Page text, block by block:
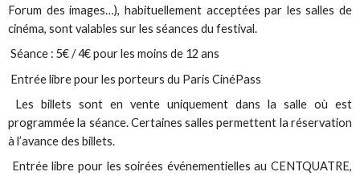
Forum des images…), habituellement acceptées par les salles de
cinéma, sont valables sur les séances du festival.
Séance : 5€ / 4€ pour les moins de 12 ans
Entrée libre pour les porteurs du Paris CinéPass
Les billets sont en vente uniquement dans la salle où est
programmée la séance. Certaines salles permettent la réservation
à l’avance des billets.
Entrée libre pour les soirées événementielles au CENTQUATRE,